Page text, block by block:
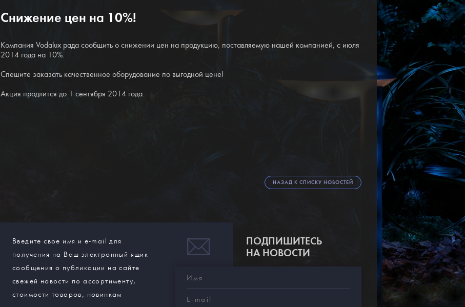
Снижение цен на 10%!
Компания Vodalux рада сообщить о снижении цен на продукцию, поставляемую нашей компанией, с июля
2014 года на 10%.
Спешите заказать качественное оборудование по выгодной цене!
Акция продлится до 1 сентября 2014 года.
НАЗАД К СПИСКУ НОВОСТЕЙ
Введите свое имя и e-mail для
получения на Ваш электронный ящик
сообщения о публикации на сайте
свежей новости по ассортименту,
стоимости товаров, новинкам
ПОДПИШИТЕСЬ
НА НОВОСТИ
Имя
E-